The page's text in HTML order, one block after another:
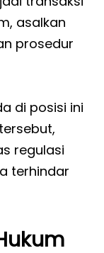
asalkan
prosedur
di posisi ini
regulasi
terhindar